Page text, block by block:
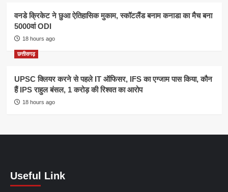
वनडे क्रिकेट ने छुआ ऐतिहासिक मुकाम, स्कॉटलैंड बनाम कनाडा का मैच बना
5000वां ODI
18 hours ago
छत्तीसगढ़
UPSC क्लियर करने से पहले IT ऑफिसर, IFS का एग्जाम पास किया, कौन
हैं IPS राहुल बंसल, 1 करोड़ की रिश्वत का आरोप
18 hours ago
Useful Link